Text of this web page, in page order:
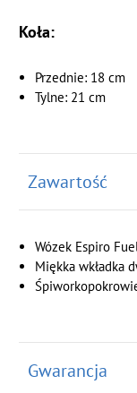
Koła:
Przednie: 18 cm
Tylne: 21 cm
Zawartość
Wózek Espiro
Miękka wkładka
Gwarancja